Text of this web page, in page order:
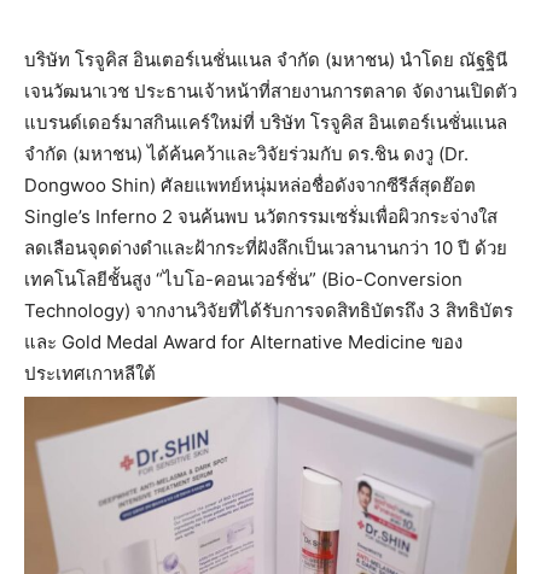
บริษัท โรจูคิส อินเตอร์เนชั่นแนล จำกัด (มหาชน) นำโดย ณัฐฐินี
เจนวัฒนาเวช ประธานเจ้าหน้าที่สายงานการตลาด จัดงานเปิดตัว
แบรนด์เดอร์มาสกินแคร์ใหม่ที่ บริษัท โรจูคิส อินเตอร์เนชั่นแนล
จำกัด (มหาชน) ได้ค้นคว้าและวิจัยร่วมกับ ดร.ชิน ดงวู (Dr.
Dongwoo Shin) ศัลยแพทย์หนุ่มหล่อชื่อดังจากซีรีส์สุดฮ๊อต
Single’s Inferno 2 จนค้นพบ นวัตกรรมเซรั่มเพื่อผิวกระจ่างใส
ลดเลือนจุดด่างดำและฝ้ากระที่ฝังลึกเป็นเวลานานกว่า 10 ปี ด้วย
เทคโนโลยีชั้นสูง “ไบโอ-คอนเวอร์ชั่น” (Bio-Conversion
Technology) จากงานวิจัยที่ได้รับการจดสิทธิบัตรถึง 3 สิทธิบัตร
และ Gold Medal Award for Alternative Medicine ของ
ประเทศเกาหลีใต้